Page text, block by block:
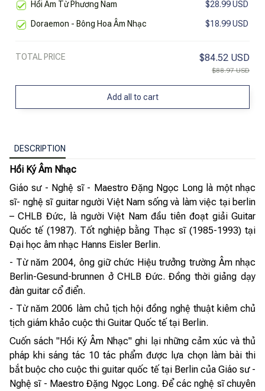
Hồi Âm Từ Phương Nam $28.99 USD
Doraemon - Bông Hoa Âm Nhạc $18.99 USD
TOTAL PRICE $84.52 USD
$88.97 USD
Add all to cart
DESCRIPTION
Hồi Ký Âm Nhạc
Giáo sư - Nghệ sĩ - Maestro Đặng Ngọc Long là một nhạc
sĩ- nghệ sĩ guitar người Việt Nam sống và làm việc tại berlin
– CHLB Đức, là người Việt Nam đầu tiên đoạt giải Guitar
Quốc tế (1987). Tốt nghiệp bằng Thạc sĩ (1985-1993) tại
Đại học âm nhạc Hanns Eisler Berlin.
- Từ năm 2004, ông giữ chức Hiệu trưởng trường Âm nhạc
Berlin-Gesund-brunnen ở CHLB Đức. Đồng thời giảng dạy
đàn guitar cổ điển.
- Từ năm 2006 làm chủ tịch hội đồng nghệ thuật kiêm chủ
tịch giám khảo cuộc thi Guitar Quốc tế tại Berlin.
Cuốn sách "Hồi Ký Âm Nhạc" ghi lại những cảm xúc và thủ
pháp khi sáng tác 10 tác phẩm được lựa chọn làm bài thi
bắt buộc cho cuộc thi guitar quốc tế tại Berlin của Giáo sư -
Nghệ sĩ - Maestro Đặng Ngọc Long. Để các nghệ sĩ chuyên